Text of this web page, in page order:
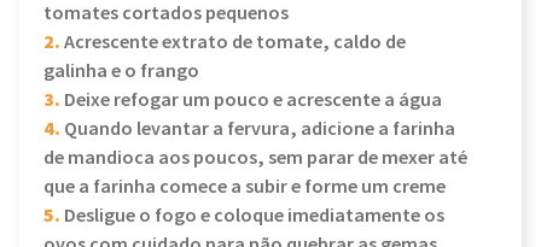
tomates cortados pequenos
2.Acrescente extrato de tomate, caldo de
galinha e o frango
3. Deixe refogar um pouco e acrescente a água
4. Quando levantar a fervura, adicione a farinha
de mandioca aos poucos, sem parar de mexer até
que a farinha comece a subir e forme um creme
5. Desligue o fogo e coloque imediatamente os